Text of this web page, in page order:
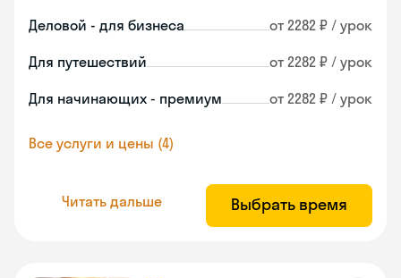
Деловой - для бизнеса от 2282 ₽ / урок
Для путешествий от 2282 ₽ / урок
Для начинающих - премиум от 2282 ₽ / урок
Все услуги и цены (4)
Читать дальше Выбрать время